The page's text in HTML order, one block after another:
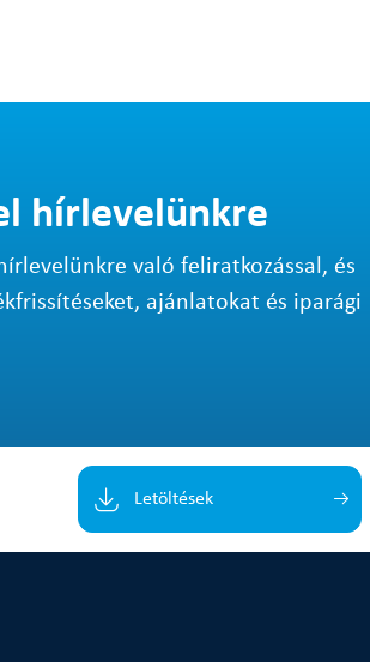
hírlevelünkre
való feliratkozással, és
ajánlatokat és iparági
Letöltések